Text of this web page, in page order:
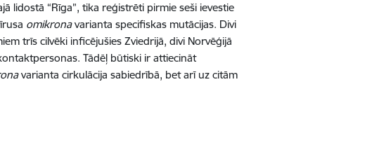
lidostā “Rīga”, tika reģistrēti pirmie seši ievestie
omikronavarianta specifiskas mutācijas. Divi
trīs cilvēki inficējušies Zviedrijā, divi Norvēģijā
Tādēļ būtiski ir attiecināt
varianta cirkulācija sabiedrībā, bet arī uz citām